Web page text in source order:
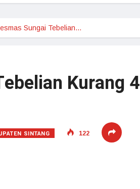
Sungai Tebelian…
Kurang 4
SINTANG 122